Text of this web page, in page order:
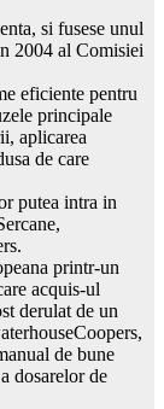
si fusese unul
2004 al Comisiei
eficiente pentru
principale
aplicarea
de care
putea intra in
printr-un
acquis-ul
derulat de un
de bune
dosarelor de